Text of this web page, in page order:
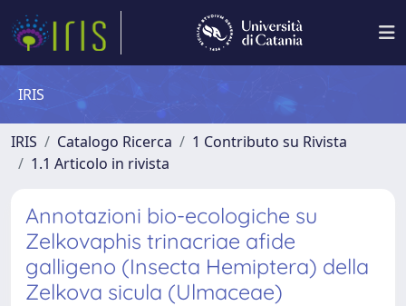
IRIS
IRIS Catalogo Ricerca
1 Contributo su Rivista
1.1 Articolo in rivista
Annotazioni bio-ecologiche su
Zelkovaphis trinacriae afide
galligeno (Insecta Hemiptera) della
Zelkova sicula (Ulmaceae)